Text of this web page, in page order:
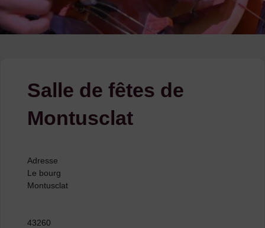
Salle de fêtes de
Montusclat
Adresse
Le bourg
Montusclat
43260